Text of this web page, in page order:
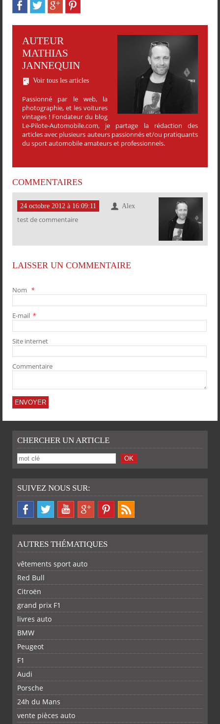
AUTEUR
MATHIAS
JANNEQUIN
Voir tous les articles
Passionné par le web, la
photographie, et les voitures
vintages ! Fondateur du blog
Le-Pilote-Automobile.com, je partage la rédaction des
articles avec plusieurs auteurs passionnés et/ou pratiquants
du sport automobile amateurs et professionnels.
COMMENTAIRES
24 octobre 2012 à 16:09:11 Alex
test de commentaire
LAISSER UN COMMENTAIRE
Nom *
E-mail *
Site internet
Commentaire
CHERCHER UN ARTICLE
SUIVEZ NOUS SUR:
AUTRES THÉMATIQUES
vêtements sport auto
Red Bull
Citroën
grand prix F1
livres auto
BMW
Peugeot
F1
Audi
Porsche
24h du Mans
vente pièces auto